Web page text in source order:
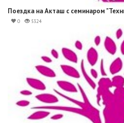
Поездка на Акташ с семинаром
0 5324